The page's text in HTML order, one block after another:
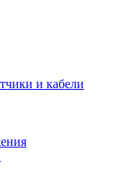
и кабели